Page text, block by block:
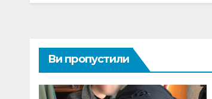
Ви пропустили